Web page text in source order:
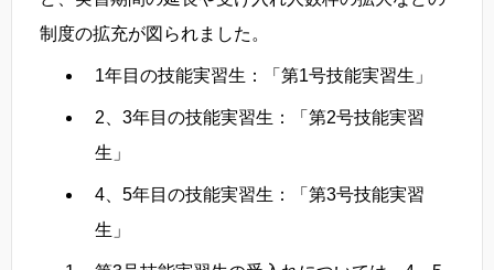
制度の拡充が図られました。
1年目の技能実習生：「第1号技能実習生」
2、3年目の技能実習生：「第2号技能実習
生」
4、5年目の技能実習生：「第3号技能実習
生」